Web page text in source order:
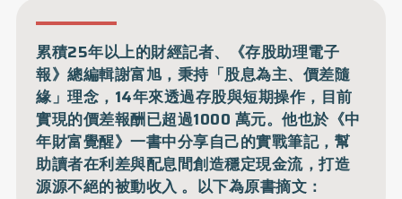
累積25年以上的財經記者、《存股助理電子
報》總編輯謝富旭，秉持「股息為主、價差隨
緣」理念，14年來透過存股與短期操作，目前
實現的價差報酬已超過1000 萬元。他也於《中
年財富覺醒》一書中分享自己的實戰筆記，幫
助讀者在利差與配息間創造穩定現金流，打造
源源不絕的被動收入 。以下為原書摘文：